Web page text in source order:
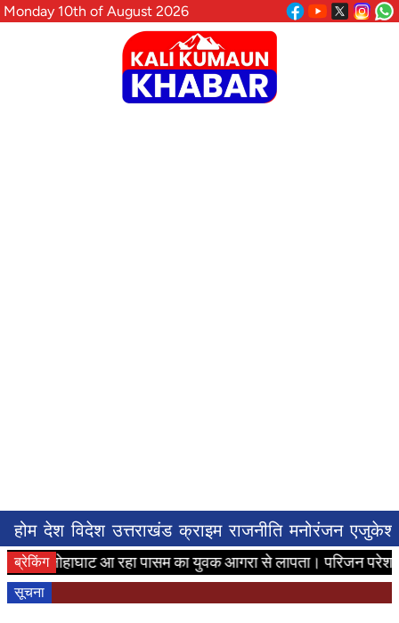
Monday 10th of August 2026
होम देश विदेश उत्तराखंड क्राइम राजनीति मनोरंजन
ब्रेकिंग
से लोहाघाट आ रहा पासम का युवक आगरा से लापता। परिजन परेशान।
सूचना